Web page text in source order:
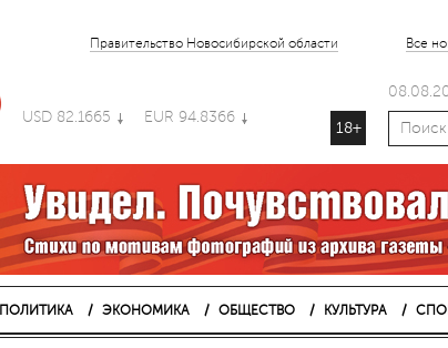
Правительство Новосибирской области Все
USD 82.1665 EUR 94.8366
18+
ПОЛИТИКА ЭКОНОМИКА ОБЩЕСТВО КУЛЬТУРА